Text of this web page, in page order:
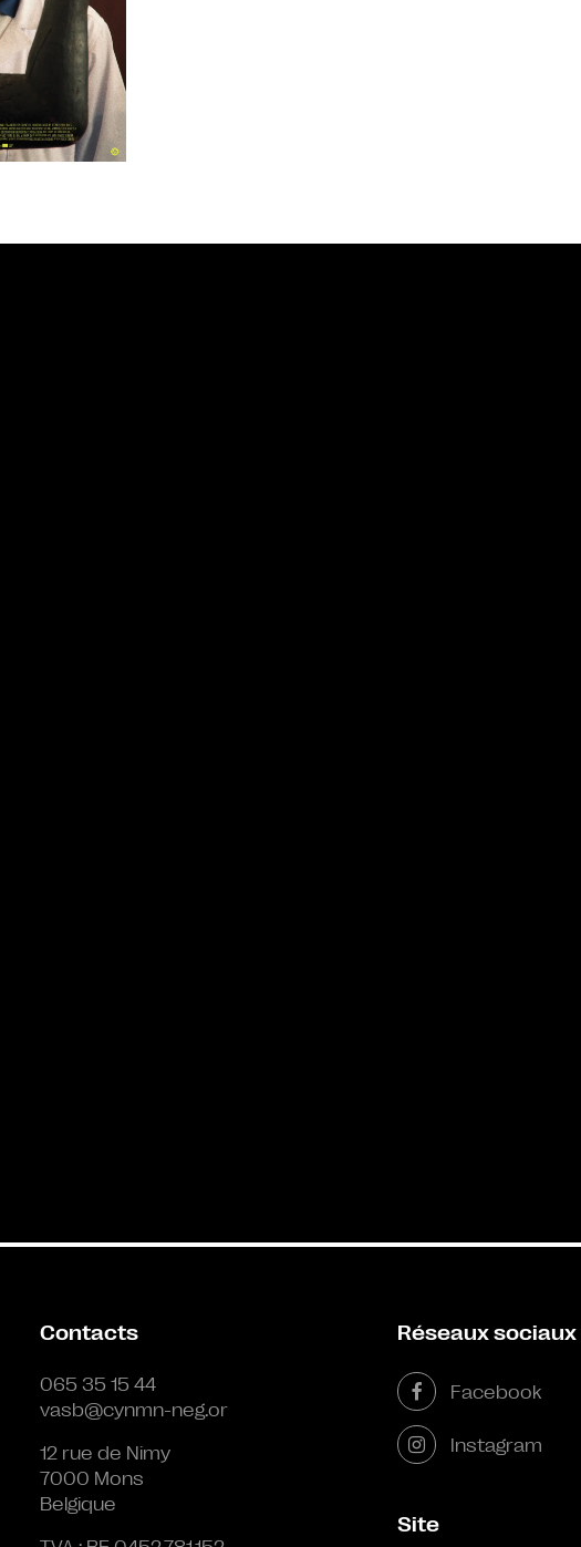
Contacts
065 35 15 44
vasb@cynmn-neg.or
12 rue de Nimy
7000 Mons
Belgique
Réseaux sociaux
Facebook
Instagram
Site